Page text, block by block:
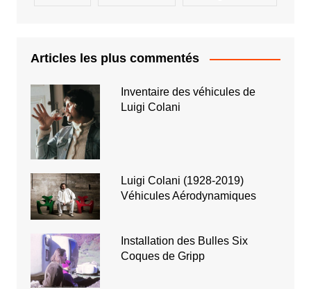
Articles les plus commentés
Inventaire des véhicules de
Luigi Colani
Luigi Colani (1928-2019)
Véhicules Aérodynamiques
Installation des Bulles Six
Coques de Gripp